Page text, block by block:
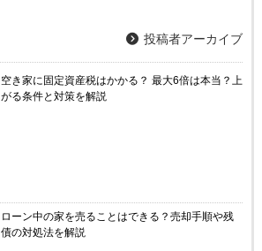
投稿者アーカイブ
空き家に固定資産税はかかる？ 最大6倍は本当？上
がる条件と対策を解説
ローン中の家を売ることはできる？売却手順や残
債の対処法を解説